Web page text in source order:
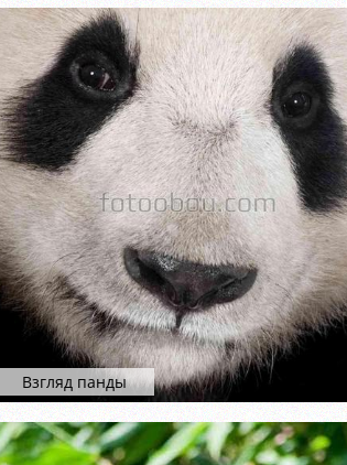
Взгляд панды